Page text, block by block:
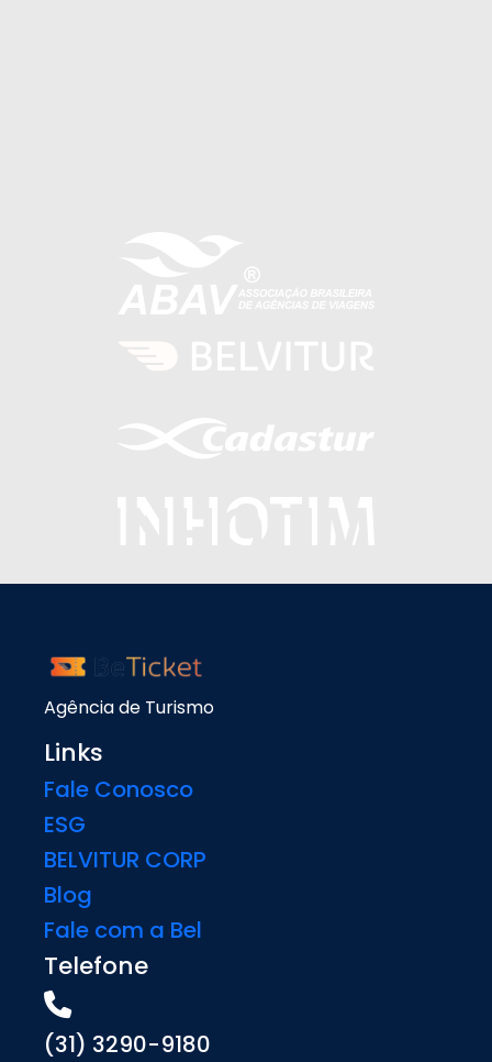
Agência de Turismo
Links
Fale Conosco
ESG
BELVITUR CORP
Blog
Fale com a Bel
Telefone
(31) 3290-9180